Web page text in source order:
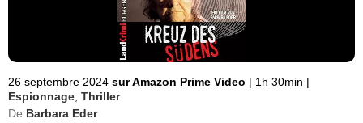
26 septembre 2024 sur Amazon Prime Video | 1h 30min |
Espionnage Thriller
De Barbara Eder